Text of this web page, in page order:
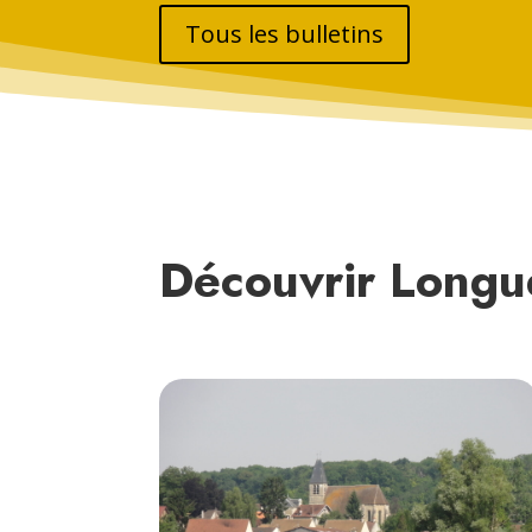
Tous les bulletins
Découvrir